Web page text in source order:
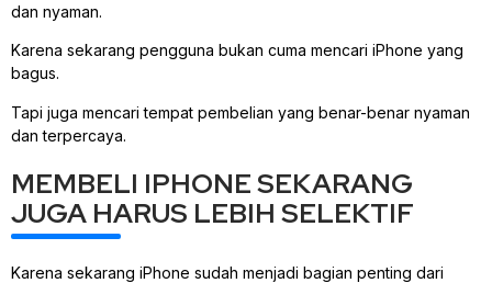
dan nyaman.
Karena sekarang pengguna bukan cuma mencari iPhone yang
bagus.
Tapi juga mencari tempat pembelian yang benar-benar nyaman
dan terpercaya.
MEMBELI IPHONE SEKARANG
JUGA HARUS LEBIH SELEKTIF
Karena sekarang iPhone sudah menjadi bagian penting dari